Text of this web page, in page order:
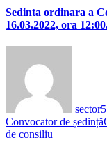
Sedinta ordinara a
16.03.2022, ora
Convocator de ședință
de consiliu